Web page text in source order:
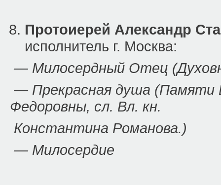
Протоиерей Александр
исполнитель г. Москва:
— Милосердный Отец
— Прекрасная душа (Памяти
Федоровны, сл. Вл. кн.
Константина Романова.)
— Милосердие